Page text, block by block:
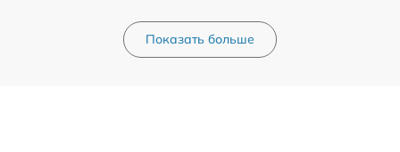
Показать больше